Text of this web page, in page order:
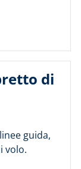
di
guida,
volo.